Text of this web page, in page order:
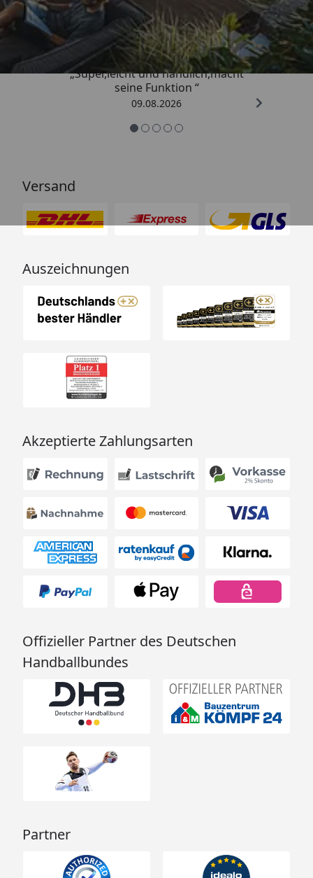
4,81/ 5
„Super,leicht und handlich,macht
seine Funktion “
09.08.2026
Versand
Auszeichnungen
Akzeptierte Zahlungsarten
Offizieller Partner des Deutschen
Handballbundes
Partner